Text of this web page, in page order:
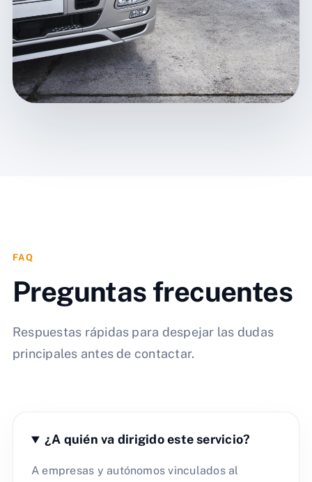
FAQ
Preguntas frecuentes
Respuestas rápidas para despejar las dudas
principales antes de contactar.
¿A quién va dirigido este servicio?
A empresas y autónomos vinculados al